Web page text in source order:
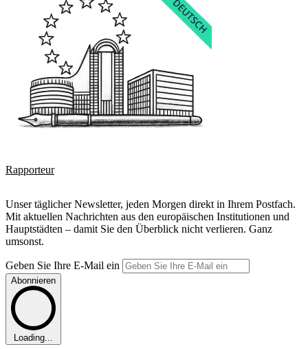
Rapporteur
Unser täglicher Newsletter, jeden Morgen direkt in Ihrem Postfach.
Mit aktuellen Nachrichten aus den europäischen Institutionen und
Hauptstädten – damit Sie den Überblick nicht verlieren. Ganz
umsonst.
Geben Sie Ihre E-Mail ein
Abonnieren
Loading...